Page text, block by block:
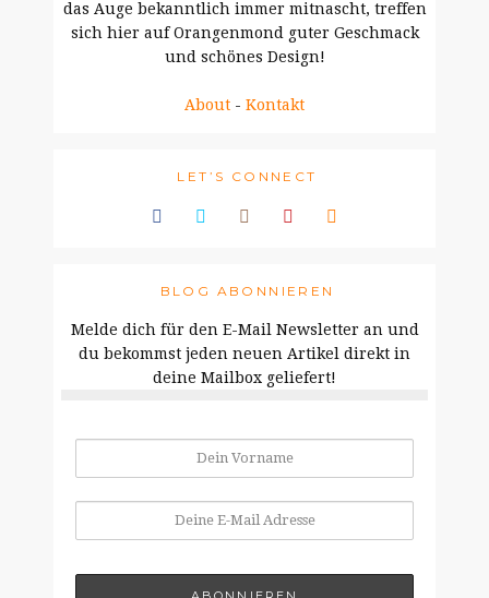
das Auge bekanntlich immer mitnascht, treffen
sich hier auf Orangenmond guter Geschmack
und schönes Design!
About - Kontakt
LET’S CONNECT
BLOG ABONNIEREN
Melde dich für den E-Mail Newsletter an und
du bekommst jeden neuen Artikel direkt in
deine Mailbox geliefert!